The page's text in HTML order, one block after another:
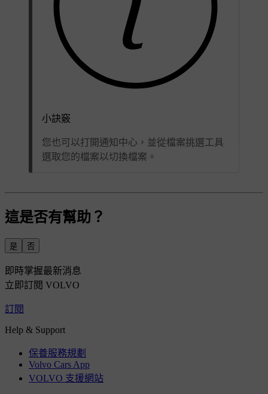
小訣竅
您也可以打開通知中心，並從檔案挑選工具
選取您的檔案以切換檔案。
這是否有幫助？
是 否